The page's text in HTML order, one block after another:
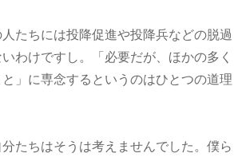
たちには投降促進や投降兵などの脱過
わけですし。「必要だが、ほかの多く
」に専念するというのはひとつの道理
たちはそうは考えませんでした。僕ら